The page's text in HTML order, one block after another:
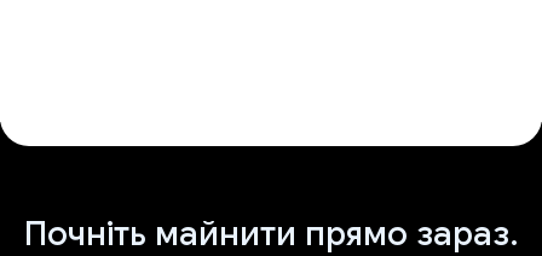
Почніть майнити прямо зараз.